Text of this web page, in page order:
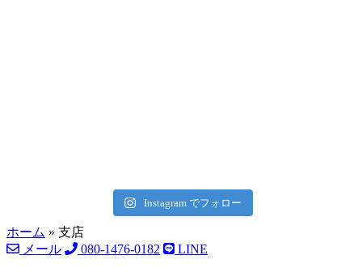
Instagram でフォロー
ホーム » 支店
メール
080-1476-0182 LINE